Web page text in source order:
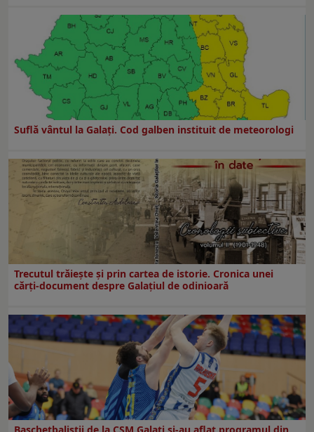
Suflă vântul la Galaţi. Cod galben instituit de meteorologi
Trecutul trăiește și prin cartea de istorie. Cronica unei
cărți-document despre Galațiul de odinioară
Baschetbaliștii de la CSM Galați și-au aflat programul din